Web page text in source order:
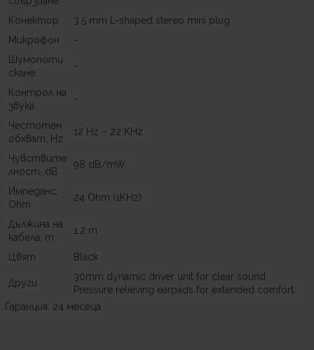
Конектор
3.5 mm L-shaped stereo mini plug
Микрофон
-
Шумопоти
скане
-
Контрол на
звука
-
Честотен
обхват, Hz
12 Hz – 22 KHz
Чувствите
лност, dB
98 dB/mW
Импеданс,
Ohm
24 Ohm (1KHz)
Дължина на
кабела, m
1.2 m
Цвят Black
Други
30mm dynamic driver unit for clear sound.
Pressure relieving earpads for extended comfort.
Гаранция: 24 месеца